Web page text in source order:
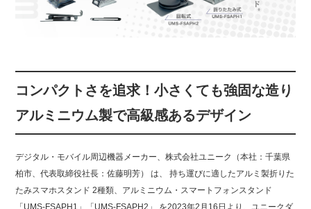
コンパクトさを追求！小さくても強固な造り
アルミニウム製で高級感あるデザイン
デジタル・モバイル周辺機器メーカー、株式会社ユニーク（本社：千葉県
柏市、代表取締役社長：佐藤明芳） は、 持ち運びに適したアルミ製折りた
たみスマホスタンド 2種類、アルミニウム・スマートフォンスタンド